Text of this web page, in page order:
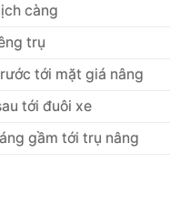
càng
trụ
tới mặt giá nâng
tới đuôi xe
gầm tới trụ nâng